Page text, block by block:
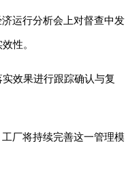
运行分析会上对督查中发
性。
效果进行跟踪确认与复
厂将持续完善这一管理模